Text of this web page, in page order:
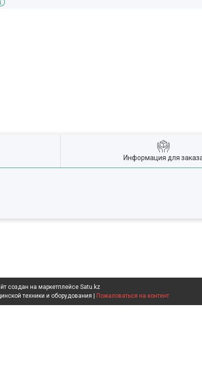
Информация для
создан на маркетплейсе Satu.kz
Пожаловаться на контент